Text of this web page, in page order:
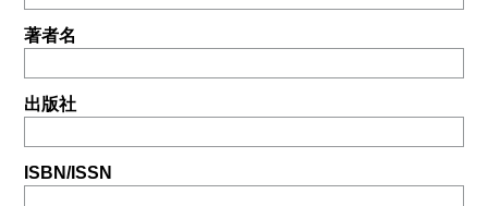
著者名
出版社
ISBN/ISSN